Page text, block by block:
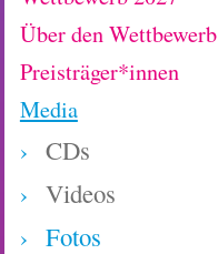
Über den Wettbewerb
Preisträger*innen
Media
CDs
Videos
Fotos